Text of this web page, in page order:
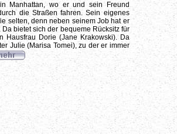
Manhattan, wo er und sein Freund
die Straßen fahren. Sein eigenes
selten, denn neben seinem Job hat er
bietet sich der bequeme Rücksitz für
Hausfrau Dorie (Jane Krakowski). Da
Julie (Marisa Tomei), zu der er immer